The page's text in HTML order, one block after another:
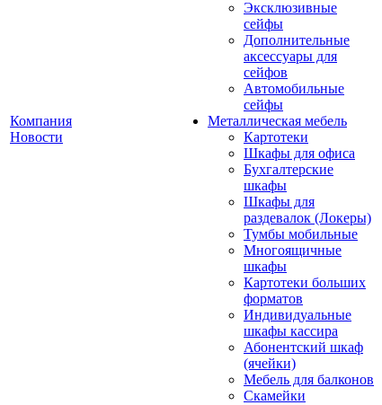
Компания
Новости
Эксклюзивные
сейфы
Дополнительные
аксессуары для
сейфов
Автомобильные
сейфы
Металлическая мебель
Картотеки
Шкафы для офиса
Бухгалтерские
шкафы
Шкафы для
раздевалок (Локеры)
Тумбы мобильные
Многоящичные
шкафы
Картотеки больших
форматов
Индивидуальные
шкафы кассира
Абонентский шкаф
(ячейки)
Мебель для балконов
Скамейки